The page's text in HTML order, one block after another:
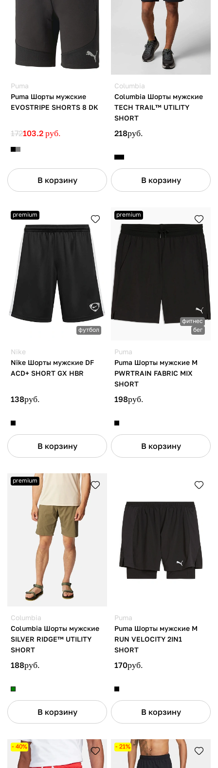
Puma
Puma Шорты мужские
EVOSTRIPE SHORTS 8 DK
172103.2 руб.
В корзину
Columbia
Columbia Шорты мужские
TECH TRAIL™ UTILITY
SHORT
218руб.
В корзину
premium
футбол
Nike
Nike Шорты мужские DF
ACD+ SHORT GX HBR
138руб.
В корзину
premium
фитнес
бег
Puma
Puma Шорты мужские M
PWRTRAIN FABRIC MIX
SHORT
198руб.
В корзину
premium
Columbia
Columbia Шорты мужские
SILVER RIDGE™ UTILITY
SHORT
188руб.
В корзину
Puma
Puma Шорты мужские M
RUN VELOCITY 2IN1
SHORT
170руб.
В корзину
- 40% - 21%